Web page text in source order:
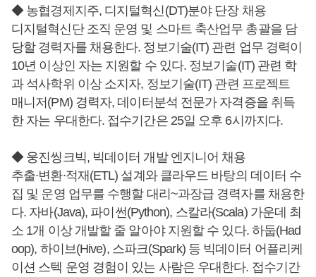
◆ 농협경제지주, 디지털혁신(DT)분야 단장 채용
디지털혁신단 조직 운영 및 스마트 축산업무 총괄을 담
당할 경력자를 채용한다. 정보기술(IT) 관련 업무 경력이
10년 이상인 자는 지원할 수 있다. 정보기술(IT) 관련 학
과 석사학위 이상 소지자, 정보기술(IT) 관련 프로젝트
매니저(PM) 경력자, 데이터분석 전문가 자격증을 취득
한 자는 우대한다. 접수기간은 25일 오후 6시까지다.
◆ 웅진씽크빅, 빅데이터 개발 엔지니어 채용
추출∙변환∙적재(ETL) 설계와 클라우드 바탕의 데이터 수
집 및 운영 업무를 수행할 대리~과장급 경력자를 채용한
다. 자바(Java), 파이썬(Python), 스칼라(Scala) 가운데 최
소 1개 이상 개발할 줄 알아야 지원할 수 있다. 하둡(Had
oop), 하이브(Hive), 스파크(Spark) 등 빅데이터 어플리케
이션 스텍 운영 경험이 있는 사람은 우대한다. 접수기간